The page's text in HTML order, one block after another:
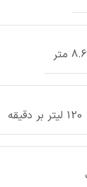
8.6 متر
120 لیتر بر دقیقه